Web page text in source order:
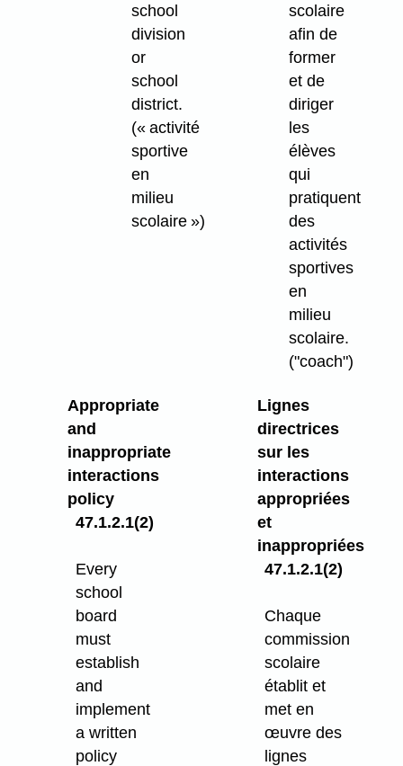
school
division
or
school
district.
(« activité
sportive
en
milieu
scolaire »)
scolaire
afin de
former
et de
diriger
les
élèves
qui
pratiquent
des
activités
sportives
en
milieu
scolaire.
("coach")
Appropriate
and
inappropriate
interactions
policy
47.1.2.1(2)
Every
school
board
must
establish
and
implement
a written
policy
Lignes
directrices
sur les
interactions
appropriées
et
inappropriées
47.1.2.1(2)
Chaque
commission
scolaire
établit et
met en
œuvre des
lignes